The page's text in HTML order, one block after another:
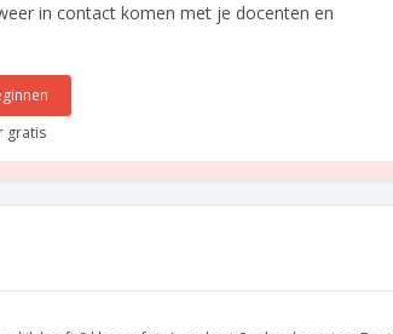
in contact komen met je docenten en
gratis